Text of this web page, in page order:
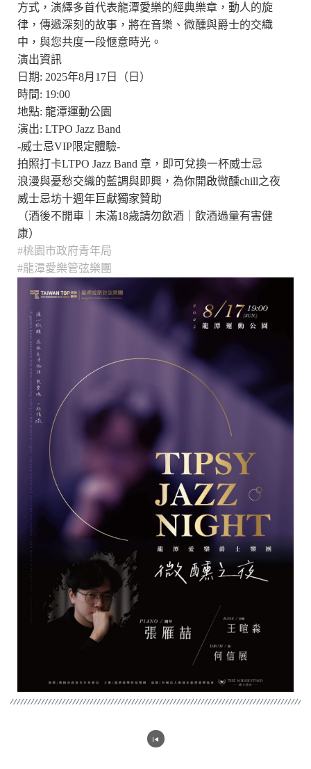
方式，演繹多首代表龍潭愛樂的經典樂章，動人的旋
律，傳遞深刻的故事，將在音樂、微醺與爵士的交織
中，與您共度一段愜意時光。
演出資訊
日期: 2025年8月17日（日）
時間: 19:00
地點: 龍潭運動公園
演出: LTPO Jazz Band
-威士忌VIP限定體驗-
拍照打卡LTPO Jazz Band 章，即可兌換一杯威士忌
浪漫與憂愁交織的藍調與即興，為你開啟微醺chill之夜
威士忌坊十週年巨獻獨家贊助
（酒後不開車｜未滿18歲請勿飲酒｜飲酒過量有害健
康）
#桃園市政府青年局
#龍潭愛樂管弦樂團